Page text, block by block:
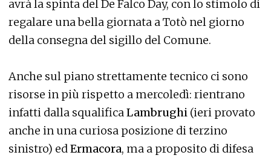
avrà la spinta del De Falco Day, con lo stimolo di
regalare una bella giornata a Totò nel giorno
della consegna del sigillo del Comune.
Anche sul piano strettamente tecnico ci sono
risorse in più rispetto a mercoledì: rientrano
infatti dalla squalificaLambrughi (ieri provato
anche in una curiosa posizione di terzino
sinistro) edErmacora, ma a proposito di difesa